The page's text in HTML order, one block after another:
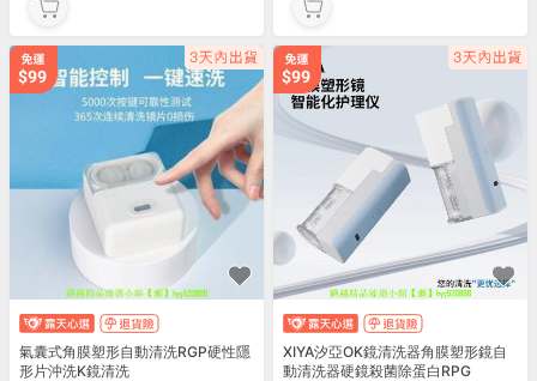
氣囊式角膜塑形自動清洗RGP硬性隱
形片沖洗K鏡清洗
XIYA汐亞OK鏡清洗器角膜塑形鏡自
動清洗器硬鏡殺菌除蛋白RPG